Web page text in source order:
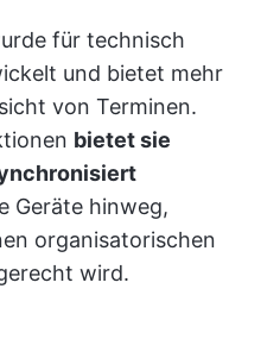
für technisch
und bietet mehr
von Terminen.
bietet sie
Geräte hinweg,
organisatorischen
wird.